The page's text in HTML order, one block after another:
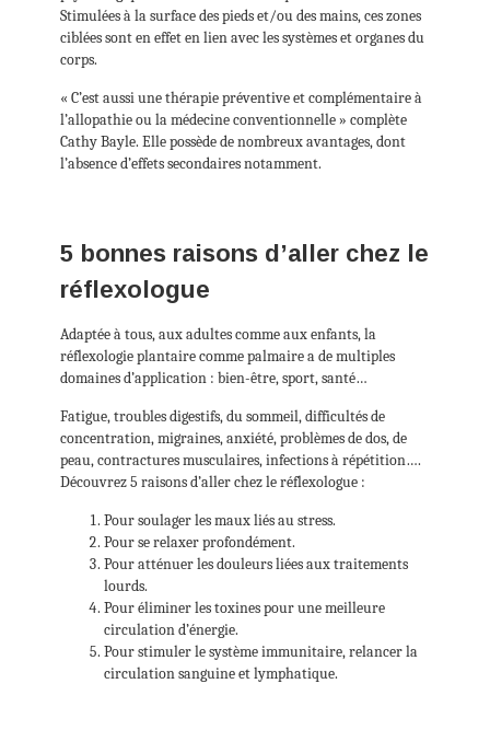
Stimulées à la surface des pieds et/ou des mains, ces zones
ciblées sont en effet en lien avec les systèmes et organes du
corps.
« C’est aussi une thérapie préventive et complémentaire à
l’allopathie ou la médecine conventionnelle » complète
Cathy Bayle. Elle possède de nombreux avantages, dont
l’absence d’effets secondaires notamment.
5 bonnes raisons d’aller chez le
réflexologue
Adaptée à tous, aux adultes comme aux enfants, la
réflexologie plantaire comme palmaire a de multiples
domaines d’application : bien-être, sport, santé…
Fatigue, troubles digestifs, du sommeil, difficultés de
concentration, migraines, anxiété, problèmes de dos, de
peau, contractures musculaires, infections à répétition….
Découvrez 5 raisons d’aller chez le réflexologue :
Pour soulager les maux liés au stress.
Pour se relaxer profondément.
Pour atténuer les douleurs liées aux traitements
lourds.
Pour éliminer les toxines pour une meilleure
circulation d’énergie.
Pour stimuler le système immunitaire, relancer la
circulation sanguine et lymphatique.